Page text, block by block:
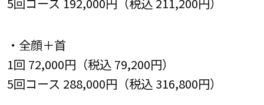
・全顔＋首
1回 72,000円（税込 79,200円）
5回コース 288,000円（税込 316,800円）